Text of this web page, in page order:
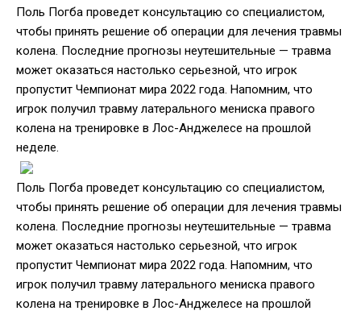
Поль Погба проведет консультацию со специалистом,
чтобы принять решение об операции для лечения травмы
колена. Последние прогнозы неутешительные — травма
может оказаться настолько серьезной, что игрок
пропустит Чемпионат мира 2022 года. Напомним, что
игрок получил травму латерального мениска правого
колена на тренировке в Лос-Анджелесе на прошлой
неделе.
Поль Погба проведет консультацию со специалистом,
чтобы принять решение об операции для лечения травмы
колена. Последние прогнозы неутешительные — травма
может оказаться настолько серьезной, что игрок
пропустит Чемпионат мира 2022 года. Напомним, что
игрок получил травму латерального мениска правого
колена на тренировке в Лос-Анджелесе на прошлой